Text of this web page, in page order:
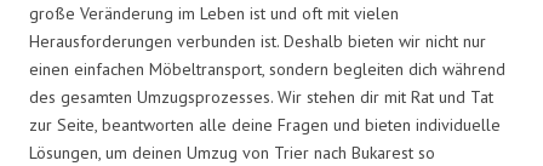
große Veränderung im Leben ist und oft mit vielen
Herausforderungen verbunden ist. Deshalb bieten wir nicht nur
einen einfachen Möbeltransport, sondern begleiten dich während
des gesamten Umzugsprozesses. Wir stehen dir mit Rat und Tat
zur Seite, beantworten alle deine Fragen und bieten individuelle
Lösungen, um deinen Umzug von Trier nach Bukarest so